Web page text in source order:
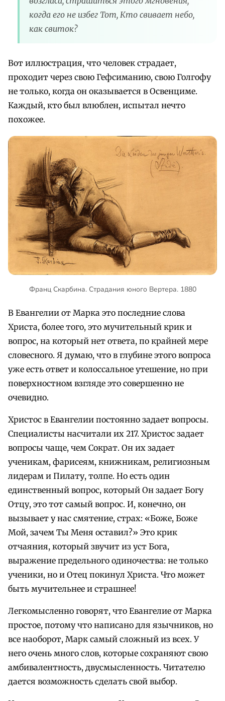
когда его не избег Тот, Кто свивает небо,
как свиток?
Вот иллюстрация, что человек страдает,
проходит через свою Гефсиманию, свою Голгофу
не только, когда он оказывается в Освенциме.
Каждый, кто был влюблен, испытал нечто
похожее.
Франц Скарбина. Страдания юного Вертера. 1880
В Евангелии от Марка это последние слова
Христа, более того, это мучительный крик и
вопрос, на который нет ответа, по крайней мере
словесного. Я думаю, что в глубине этого вопроса
уже есть ответ и колоссальное утешение, но при
поверхностном взгляде это совершенно не
очевидно.
Христос в Евангелии постоянно задает вопросы.
Специалисты насчитали их 217. Христос задает
вопросы чаще, чем Сократ. Он их задает
ученикам, фарисеям, книжникам, религиозным
лидерам и Пилату, толпе. Но есть один
единственный вопрос, который Он задает Богу
Отцу, это тот самый вопрос. И, конечно, он
вызывает у нас смятение, страх: «Боже, Боже
Мой, зачем Ты Меня оставил?» Это крик
отчаяния, который звучит из уст Бога,
выражение предельного одиночества: не только
ученики, но и Отец покинул Христа. Что может
быть мучительнее и страшнее!
Легкомысленно говорят, что Евангелие от Марка
простое, потому что написано для язычников, но
все наоборот, Марк самый сложный из всех. У
него очень много слов, которые сохраняют свою
амбивалентность, двусмысленность. Читателю
дается возможность сделать свой выбор.